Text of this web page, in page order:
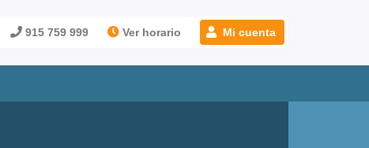
915 759 999 Ver horario Mi cuenta